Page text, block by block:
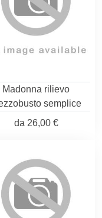
Madonna rilievo
semplice
da 26,00 €